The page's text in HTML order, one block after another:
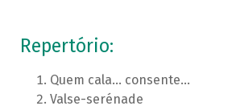
Repertório:
Quem cala... consente...
Valse-serénade